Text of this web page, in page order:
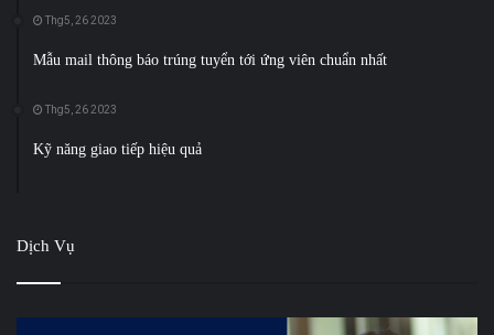
Thg5, 26 2023
Mẫu mail thông báo trúng tuyển tới ứng viên chuẩn nhất
Thg5, 26 2023
Kỹ năng giao tiếp hiệu quả
Dịch Vụ